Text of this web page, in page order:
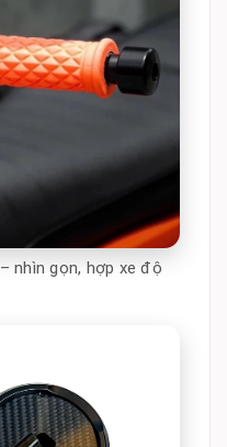
nhìn gọn, hợp xe độ